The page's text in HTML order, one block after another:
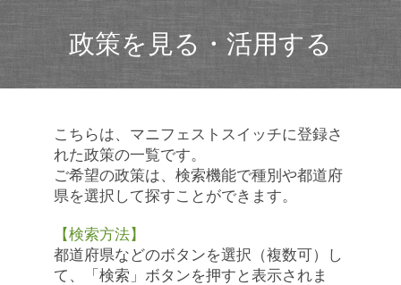
政策を見る・活用する
こちらは、マニフェストスイッチに登録さ
れた政策の一覧です。
ご希望の政策は、検索機能で種別や都道府
県を選択して探すことができます。
【検索方法】
都道府県などのボタンを選択（複数可）し
て、「検索」ボタンを押すと表示されま